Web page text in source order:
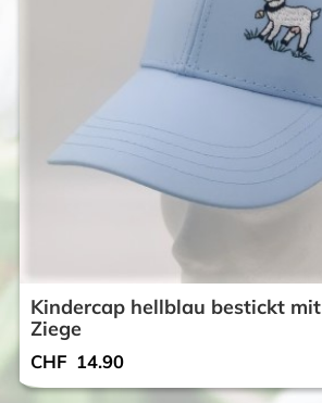
Kindercap hellblau bestickt mit
Ziege
CHF 14.90